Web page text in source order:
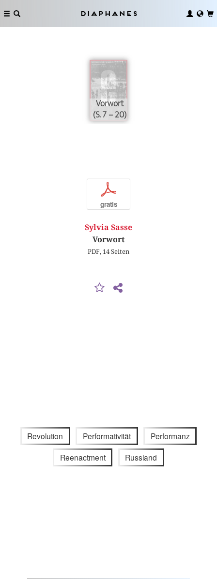
Diaphanes
Vorwort
(S. 7 – 20)
p
gratis
Sylvia Sasse
Vorwort
PDF, 14 Seiten
Revolution Performativität Performanz
Reenactment Russland